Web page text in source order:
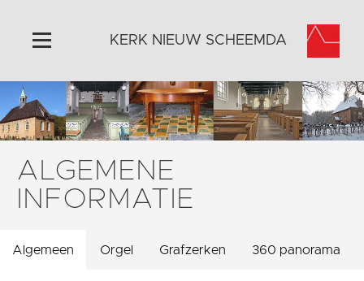
Home
Algemeen
Historie
Omgeving
Activiteiten
KERK NIEUW SCHEEMDA
ALGEMENE
INFORMATIE
Algemeen Orgel Grafzerken 360 panorama